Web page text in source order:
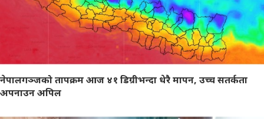
नेपालगञ्जको तापक्रम आज ४१ डिग्रीभन्दा धेरै मापन, उच्च सतर्कता
अपनाउन अपिल